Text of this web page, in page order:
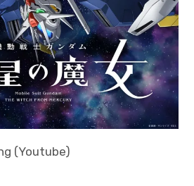
(Youtube)